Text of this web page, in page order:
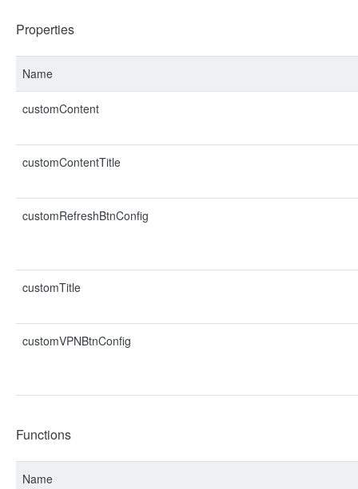
Properties
Name
customContent
customContentTitle
customRefreshBtnConfig
customTitle
customVPNBtnConfig
Functions
Name